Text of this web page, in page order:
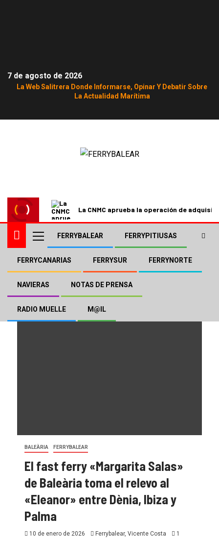
7 de agosto de 2026
La Web Salitrera Donde Informarse, Opinar Y Debatir Sobre
La Actualidad Marítima
La CNMC aprueba la operación de
FERRYBALEAR FERRYPITIUSAS
FERRYCANARIAS FERRYSUR FERRYNORTE
NAVIERAS NOTAS DE PRENSA
RADIO MUELLE M@IL
Baleària
BALEÀRIA FERRYBALEAR
El fast ferry «Margarita Salas»
de Baleària toma el relevo al
«Eleanor» entre Dènia, Ibiza y
Palma
10 de enero de 2026 Ferrybalear, Vicente Costa 1